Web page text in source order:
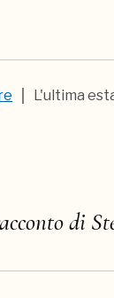
L'ultima
di